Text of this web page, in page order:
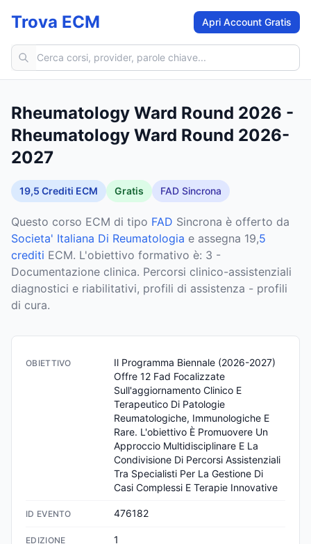
Trova ECM Apri Account Gratis
Cerca corsi ECM
Rheumatology Ward Round 2026 -
Rheumatology Ward Round 2026-
2027
19,5 Crediti ECM Gratis FAD Sincrona
Questo corso ECM di tipo FAD Sincrona è offerto da
Societa' Italiana Di Reumatologia e assegna 19,5
crediti ECM. L'obiettivo formativo è: 3 -
Documentazione clinica. Percorsi clinico-assistenziali
diagnostici e riabilitativi, profili di assistenza - profili
di cura.
OBIETTIVO
Il Programma Biennale (2026-2027)
Offre 12 Fad Focalizzate
Sull'aggiornamento Clinico E
Terapeutico Di Patologie
Reumatologiche, Immunologiche E
Rare. L'obiettivo È Promuovere Un
Approccio Multidisciplinare E La
Condivisione Di Percorsi Assistenziali
Tra Specialisti Per La Gestione Di
Casi Complessi E Terapie Innovative
ID EVENTO 476182
EDIZIONE 1